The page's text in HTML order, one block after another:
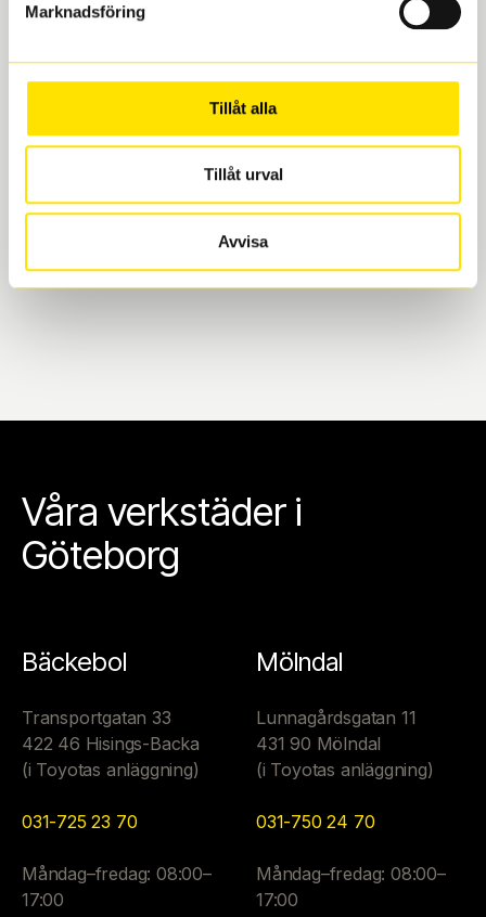
Marknadsföring
Tillåt alla
Tillåt urval
Avvisa
Boka och hämta hos Däckspecialen
När du beställer dina nya däck eller fälgar hos oss
levereras de direkt till någon av våra däckverkstäder i
Göteborg. Välj mellan Hisingen (Bäckebol) eller
Mölndal. I beställningen anger du datum och tid för
vi till att de uppfyller alla krav för en säker körning.
Våra verkstäder i
Göteborg
Bäckebol
Transportgatan 33
422 46 Hisings-Backa
(i Toyotas anläggning)
031-725 23 70
Måndag–fredag: 08:00–
17:00
Mölndal
Lunnagårdsgatan 11
431 90 Mölndal
(i Toyotas anläggning)
031-750 24 70
Måndag–fredag: 08:00–
17:00